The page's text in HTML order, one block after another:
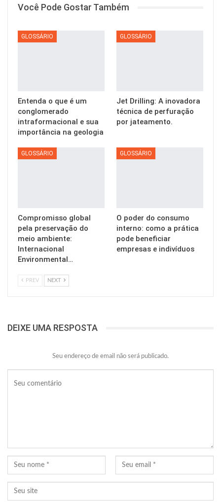
Você Pode Gostar Também
GLOSSÁRIO
Entenda o que é um
conglomerado
intraformacional e sua
importância na geologia
GLOSSÁRIO
Jet Drilling: A inovadora
técnica de perfuração
por jateamento.
GLOSSÁRIO
Compromisso global
pela preservação do
meio ambiente:
Internacional
Environmental…
GLOSSÁRIO
O poder do consumo
interno: como a prática
pode beneficiar
empresas e indivíduos
PREV NEXT
DEIXE UMA RESPOSTA
Seu endereço de email não será publicado.